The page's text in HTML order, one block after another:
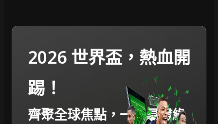
2026 世界盃，熱血開
踢！
齊聚全球焦點，一起見證綠